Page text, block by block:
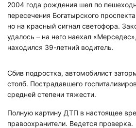
2004 года рождения шел по
пересечения Богатырского
но на красный сигнал светофора.
удалось – на него наехал
находился 39-летний водитель.
Сбив подростка, автомобилист
столб. Пострадавшего
средней степени тяжести.
Полную картину ДТП в настоящее
правоохранители. Ведется проверка.